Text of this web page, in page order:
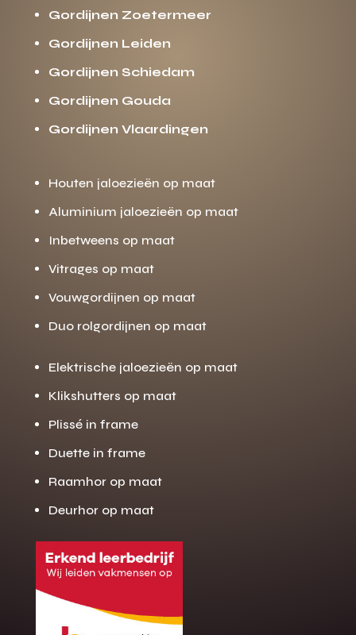
Gratis offerte
op maat?
Gordijnen Zoetermeer
Gordijnen Leiden
Gordijnen Schiedam
Gordijnen Gouda
Gordijnen Vlaardingen
Houten jaloezieën op maat
Aluminium jaloezieën op maat
Inbetweens op maat
Vitrages op maat
Vouwgordijnen op maat
Duo rolgordijnen op maat
Elektrische jaloezieën op maat
Klikshutters op maat
Plissé in frame
Duette in frame
Raamhor op maat
Deurhor op maat